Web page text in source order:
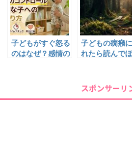
子どもがすぐ怒る
のはなぜ？感情の
子どもの癇癪
れたら読んで
スポンサーリ